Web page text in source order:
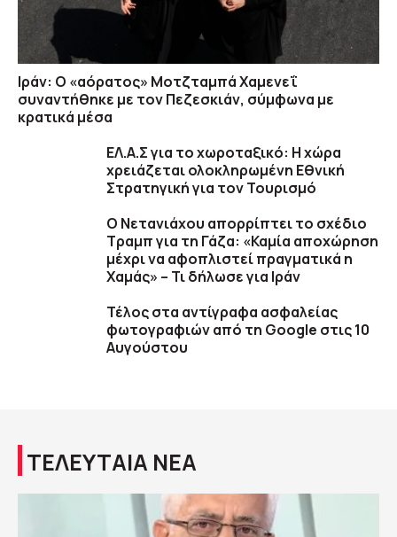
Ιράν: Ο «αόρατος» Μοτζταμπά Χαμενεΐ
συναντήθηκε με τον Πεζεσκιάν, σύμφωνα με
κρατικά μέσα
ΕΛ.Α.Σ για το χωροταξικό: Η χώρα
χρειάζεται ολοκληρωμένη Εθνική
Στρατηγική για τον Τουρισμό
Ο Νετανιάχου απορρίπτει το σχέδιο
Τραμπ για τη Γάζα: «Καμία αποχώρηση
μέχρι να αφοπλιστεί πραγματικά η
Χαμάς» – Τι δήλωσε για Ιράν
Τέλος στα αντίγραφα ασφαλείας
φωτογραφιών από τη Google στις 10
Αυγούστου
ΤΕΛΕΥΤΑΙΑ ΝΕΑ